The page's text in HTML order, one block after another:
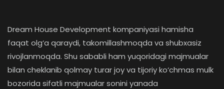
Dream House Development kompaniyasi hamisha
faqat olg‘a qaraydi, takomillashmoqda va shubxasiz
rivojlanmoqda. Shu sababli ham yuqoridagi majmualar
bilan cheklanib qolmay turar joy va tijoriy ko‘chmas mulk
bozorida sifatli majmualar sonini yanada